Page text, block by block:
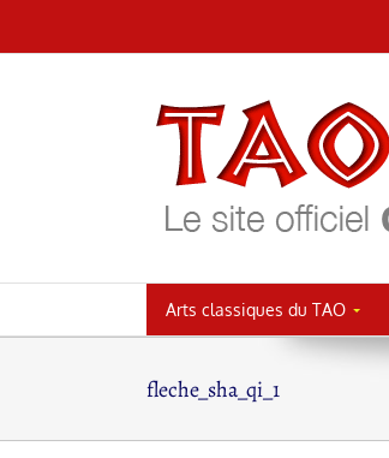
au
Arts classiques du TAO
fleche_sha_qi_1